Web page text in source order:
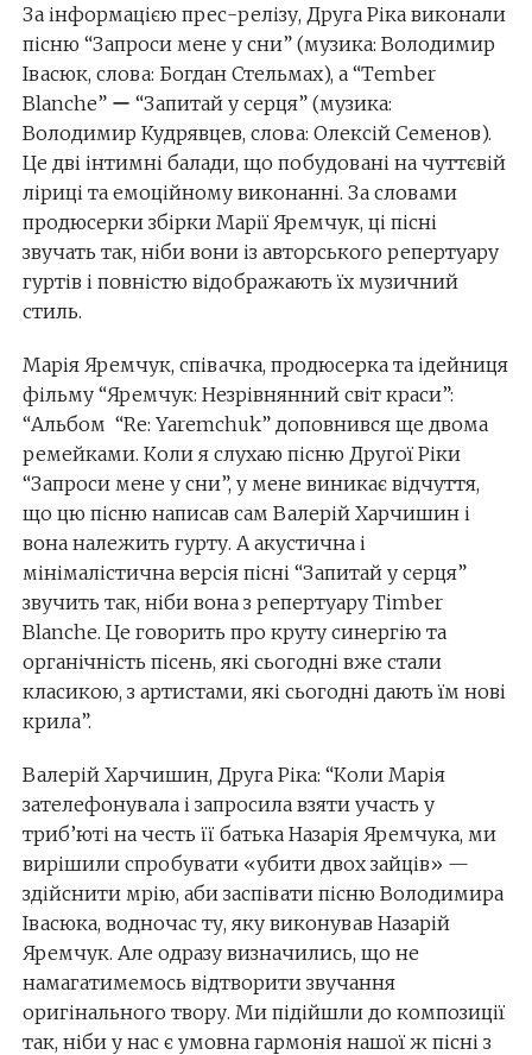
За інформацією прес-релізу, Друга Ріка виконали
пісню “Запроси мене у сни” (музика: Володимир
Івасюк, слова: Богдан Стельмах), а “Tember
Blanche” ー “Запитай у серця” (музика:
Володимир Кудрявцев, слова: Олексій Семенов).
Це дві інтимні балади, що побудовані на чуттєвій
ліриці та емоційному виконанні. За словами
продюсерки збірки Марії Яремчук, ці пісні
звучать так, ніби вони із авторського репертуару
гуртів і повністю відображають їх музичний
стиль.
Марія Яремчук, співачка, продюсерка та ідейниця
фільму “Яремчук: Незрівнянний світ краси”:
“Альбом “Re: Yaremchuk” доповнився ще двома
ремейками. Коли я слухаю пісню Другої Ріки
“Запроси мене у сни”, у мене виникає відчуття,
що цю пісню написав сам Валерій Харчишин і
вона належить гурту. А акустична і
мінімалістична версія пісні “Запитай у серця”
звучить так, ніби вона з репертуару Timber
Blanche. Це говорить про круту синергію та
органічність пісень, які сьогодні вже стали
класикою, з артистами, які сьогодні дають їм нові
крила”.
Валерій Харчишин, Друга Ріка: “Коли Марія
зателефонувала і запросила взяти участь у
триб’юті на честь її батька Назарія Яремчука, ми
вирішили спробувати «убити двох зайців» —
здійснити мрію, аби заспівати пісню Володимира
Івасюка, водночас ту, яку виконував Назарій
Яремчук. Але одразу визначились, що не
намагатимемось відтворити звучання
оригінального твору. Ми підійшли до композиції
так, ніби у нас є умовна гармонія нашої ж пісні з